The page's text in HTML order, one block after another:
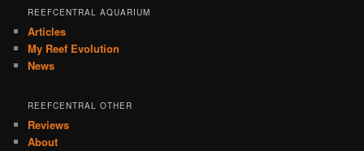
REEFCENTRAL AQUARIUM
Articles
My Reef Evolution
News
REEFCENTRAL OTHER
Reviews
About